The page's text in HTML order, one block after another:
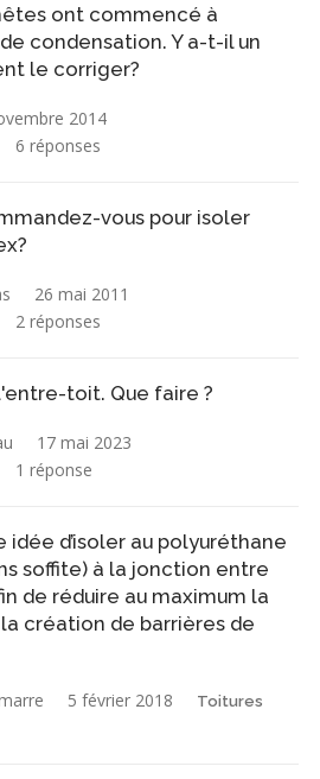
ont commencé à
condensation. Y a-t-il un
le corriger?
2014
6 réponses
vous pour isoler
26 mai 2011
2 réponses
toit. Que faire ?
17 mai 2023
1 réponse
d’isoler au polyuréthane
soffite) à la jonction entre
de réduire au maximum la
création de barrières de
5 février 2018 Toitures